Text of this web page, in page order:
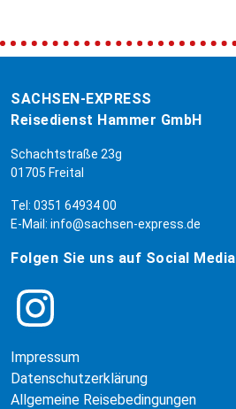
SACHSEN-EXPRESS
Reisedienst Hammer GmbH
Schachtstraße 23g
01705 Freital
Tel: 0351 64934 00
E-Mail: info@sachsen-express.de
Folgen Sie uns auf Social Media
Impressum
Datenschutzerklärung
Allgemeine Reisebedingungen